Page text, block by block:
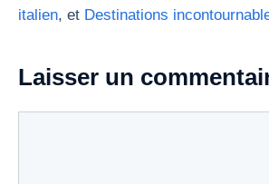
italien, et Destinations
Laisser un